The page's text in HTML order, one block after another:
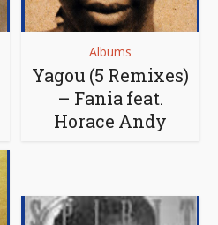
Albums
Yagou (5 Remixes)
– Fania feat.
Horace Andy